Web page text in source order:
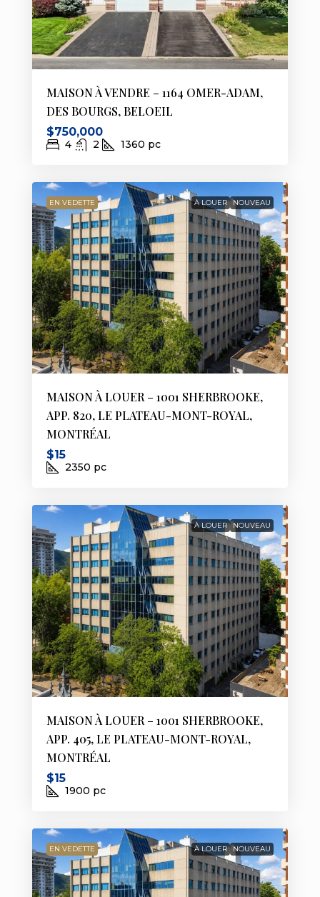
MAISON À VENDRE – 1164 OMER-ADAM,
DES BOURGS, BELOEIL
$750,000
4 2 1360 pc
EN VEDETTE À LOUER NOUVEAU
MAISON À LOUER – 1001 SHERBROOKE,
APP. 820, LE PLATEAU-MONT-ROYAL,
MONTRÉAL
$15
2350 pc
À LOUER NOUVEAU
MAISON À LOUER – 1001 SHERBROOKE,
APP. 405, LE PLATEAU-MONT-ROYAL,
MONTRÉAL
$15
1900 pc
EN VEDETTE À LOUER NOUVEAU